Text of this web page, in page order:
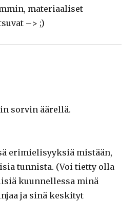
materiaaliset
–> ;)
sorvin äärellä.
erimielisyyksiä mistään,
tunnista. (Voi tietty olla
kuunnellessa minä
ja sinä keskityt